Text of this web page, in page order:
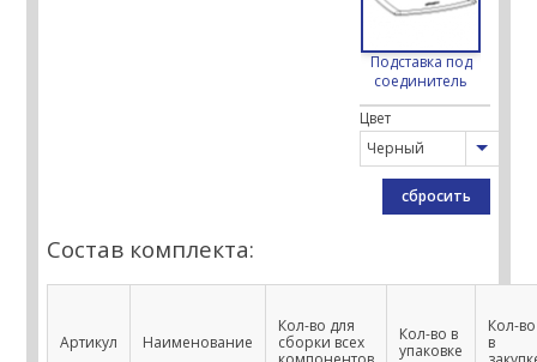
Подставка под
соединитель
Цвет
сбросить
Состав комплекта:
Артикул Наименование
Кол-во для
сборки всех
Кол-во в
упаковке
Кол-во
в